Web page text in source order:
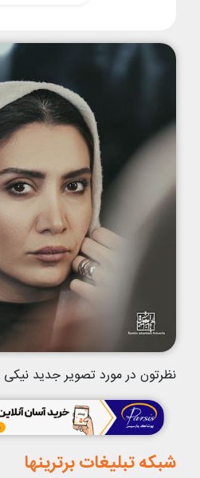
نظرتون در مورد تصویر جدید
شبکه تبلیغات برترینها